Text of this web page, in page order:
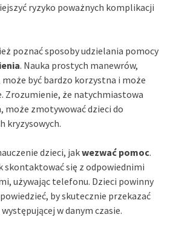
ryzyko poważnych komplikacji
poznać sposoby udzielania pomocy
. Nauka prostych manewrów,
być bardzo korzystna i może
Zrozumienie, że natychmiastowa
może zmotywować dzieci do
kryzysowych.
dzieci, jakwezwać pomoc.
skontaktować się z odpowiednimi
używając telefonu. Dzieci powinny
by skutecznie przekazać
w danym czasie.